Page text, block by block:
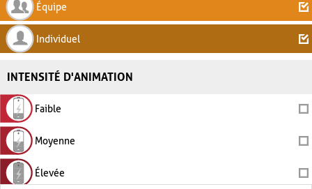
Équipe
Individuel
INTENSITÉ D'ANIMATION
Faible
Moyenne
Élevée